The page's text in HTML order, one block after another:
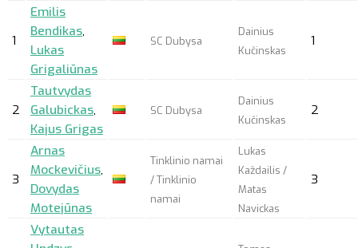
1
Emilis
Bendikas,
Lukas
Grigaliūnas
SC Dubysa
Dainius
Kučinskas
1
2
Tautvydas
Galubickas,
Kajus Grigas
SC Dubysa
Dainius
Kučinskas
2
3
Arnas
Mockevičius,
Dovydas
Motejūnas
Tinklinio namai
/ Tinklinio
namai
Lukas
Každailis /
Matas
Navickas
3
Vytautas